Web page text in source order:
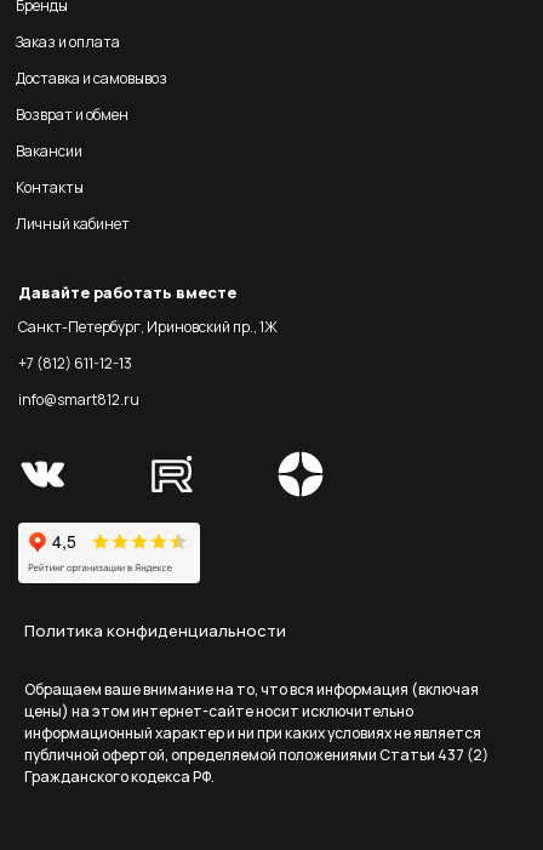
Бренды
Заказ и оплата
Доставка и самовывоз
Возврат и обмен
Вакансии
Контакты
Личный кабинет
Давайте работать вместе
Санкт-Петербург, Ириновский пр., 1Ж
+7 (812) 611-12-13
info@smart812.ru
Политика конфиденциальности
Обращаем ваше внимание на то, что вся информация (включая
цены) на этом интернет-сайте носит исключительно
информационный характер и ни при каких условиях не является
публичной офертой, определяемой положениями Статьи 437 (2)
Гражданского кодекса РФ.